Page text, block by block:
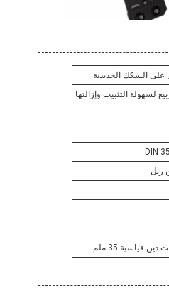
على السكك الحديدية
لسهولة التثبيت وإزالتها
ريل
قياسية 35 ملم